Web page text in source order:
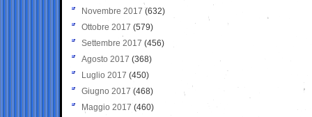
Novembre 2017 (632)
Ottobre 2017 (579)
Settembre 2017 (456)
Agosto 2017 (368)
Luglio 2017 (450)
Giugno 2017 (468)
Maggio 2017 (460)